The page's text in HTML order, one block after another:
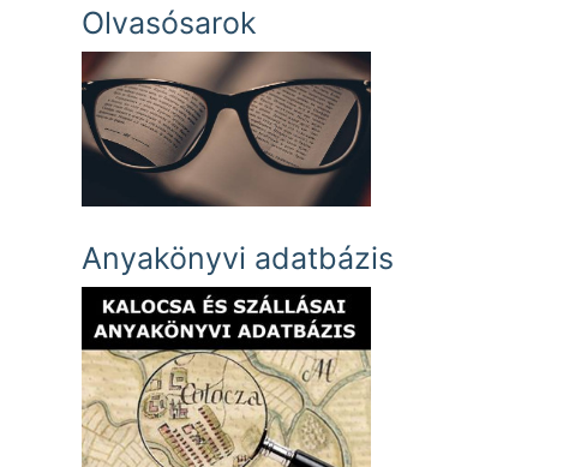
Olvasósarok
Anyakönyvi adatbázis